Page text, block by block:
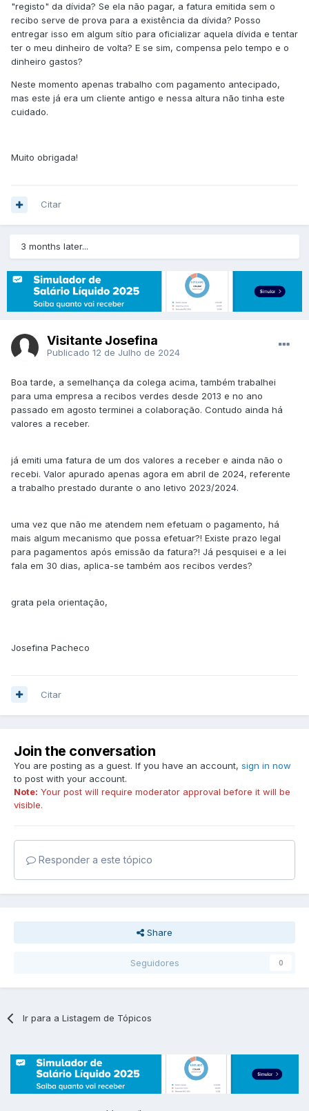
"registo" da dívida? Se ela não pagar, a fatura emitida sem o
recibo serve de prova para a existência da dívida? Posso
entregar isso em algum sítio para oficializar aquela dívida e tentar
ter o meu dinheiro de volta? E se sim, compensa pelo tempo e o
dinheiro gastos?
Neste momento apenas trabalho com pagamento antecipado,
mas este já era um cliente antigo e nessa altura não tinha este
cuidado.
Muito obrigada!
Citar
3 months later...
Visitante Josefina
Publicado 12 de Julho de 2024
Boa tarde, a semelhança da colega acima, também trabalhei
para uma empresa a recibos verdes desde 2013 e no ano
passado em agosto terminei a colaboração. Contudo ainda há
valores a receber.
já emiti uma fatura de um dos valores a receber e ainda não o
recebi. Valor apurado apenas agora em abril de 2024, referente
a trabalho prestado durante o ano letivo 2023/2024.
uma vez que não me atendem nem efetuam o pagamento, há
mais algum mecanismo que possa efetuar?! Existe prazo legal
para pagamentos após emissão da fatura?! Já pesquisei e a lei
fala em 30 dias, aplica-se também aos recibos verdes?
grata pela orientação,
Josefina Pacheco
Citar
Join the conversation
You are posting as a guest. If you have an account, sign in now
to post with your account.
Note: Your post will require moderator approval before it will be
visible.
Responder a este tópico
Share
Seguidores 0
Ir para a Listagem de Tópicos